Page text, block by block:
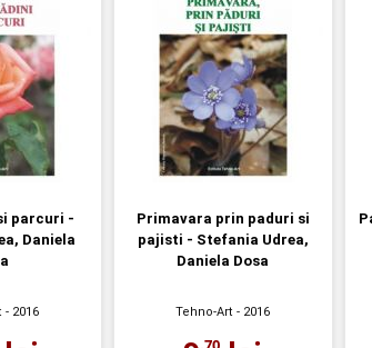
parcuri -
Daniela
- 2016
Primavara prin paduri si
pajisti - Stefania Udrea,
Daniela Dosa
Tehno-Art - 2016